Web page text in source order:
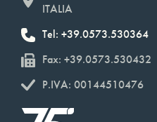
ITALIA
Tel: +39.0573.530364
Fax: +39.0573.530432
P.IVA: 00144510476